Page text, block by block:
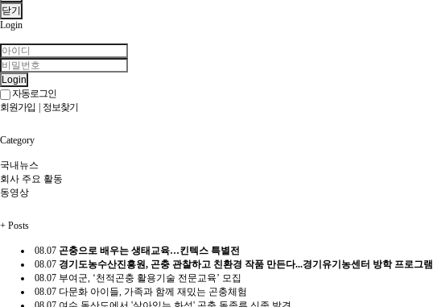
닫기
Login
Login
자동로그인
회원가입 | 정보찾기
Category
국내뉴스
회사 주요 활동
동영상
+ Posts
08.07 곤충으로 배우는 생태교육…킨텍스 특별전
08.07 경기도농수산진흥원, 곤충 관찰하고 친환경 작품 만든다...경기유기농센터 방학 프로그램
08.07 부여군, ‘천적곤충 활용기술 전문교육’ 모집
08.07 다문화 아이들, 가족과 함께 재밌는 곤충체험